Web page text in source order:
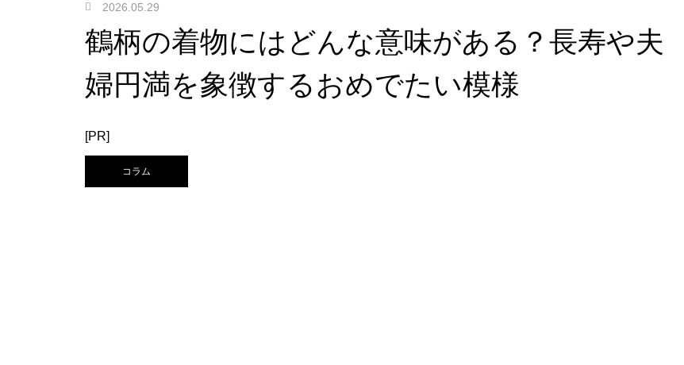
2026.05.29
鶴柄の着物にはどんな意味がある？長寿や夫
婦円満を象徴するおめでたい模様
[PR]
コラム